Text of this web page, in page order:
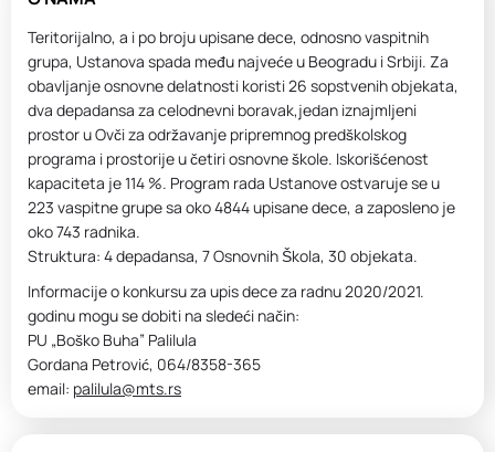
Teritorijalno, a i po broju upisane dece, odnosno vaspitnih
grupa, Ustanova spada među najveće u Beogradu i Srbiji. Za
obavljanje osnovne delatnosti koristi 26 sopstvenih objekata,
dva depadansa za celodnevni boravak,jedan iznajmljeni
prostor u Ovči za održavanje pripremnog predškolskog
programa i prostorije u četiri osnovne škole. Iskorišćenost
kapaciteta je 114 %. Program rada Ustanove ostvaruje se u
223 vaspitne grupe sa oko 4844 upisane dece, a zaposleno je
oko 743 radnika.
Struktura: 4 depadansa, 7 Osnovnih Škola, 30 objekata.
Informacije o konkursu za upis dece za radnu 2020/2021.
godinu mogu se dobiti na sledeći način:
PU „Boško Buha” Palilula
Gordana Petrović, 064/8358-365
email: palilula@mts.rs